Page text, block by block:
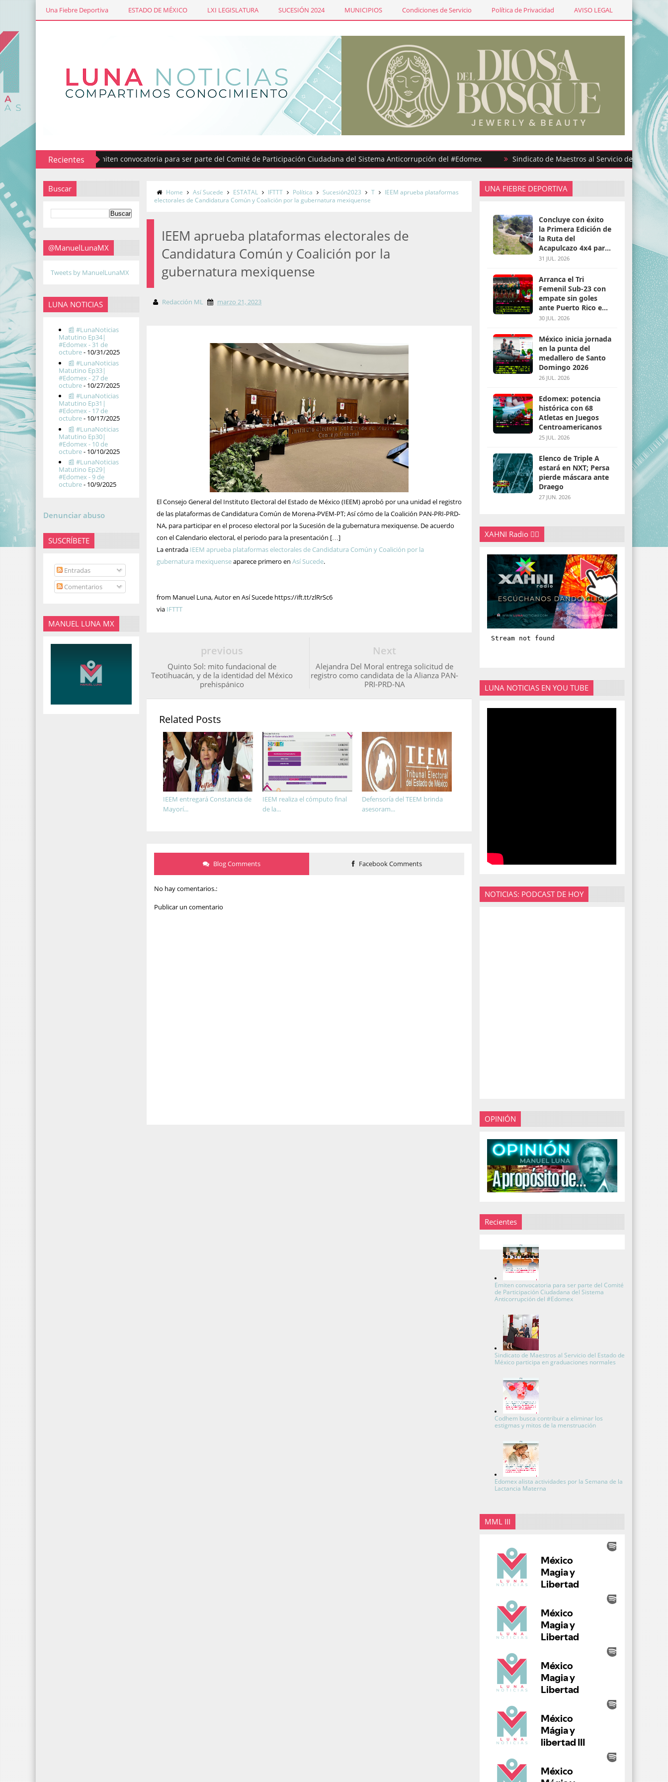
Una Fiebre Deportiva ESTADO DE MÉXICO LXI LEGISLATURA SUCESIÓN 2024 MUNICIPIOS Condiciones de Servicio Política de Privacidad AVISO LEGAL
RecientesEmiten convocatoria para ser parte del Comité de Participación Ciudadana del Sistema Anticorrupción del #Edomex Sindicato de Maestros al Servicio del Estado de
Buscar
@ManuelLunaMX
Tweets by ManuelLunaMX
LUNA NOTICIAS
📰 #LunaNoticias
Matutino Ep34|
#Edomex - 31 de
octubre- 10/31/2025
📰 #LunaNoticias
Matutino Ep33|
#Edomex - 27 de
octubre- 10/27/2025
📰 #LunaNoticias
Matutino Ep31|
#Edomex - 17 de
octubre- 10/17/2025
📰 #LunaNoticias
Matutino Ep30|
#Edomex - 10 de
octubre- 10/10/2025
📰 #LunaNoticias
Matutino Ep29|
#Edomex - 9 de
octubre- 10/9/2025
Denunciar abuso
SUSCRÍBETE
Entradas
Comentarios
MANUEL LUNA MX
Home Así Sucede ESTATAL IFTTT Política Sucesión2023 T
IEEM aprueba plataformas
electorales de Candidatura Común y Coalición por la gubernatura mexiquense
IEEM aprueba plataformas electorales de
Candidatura Común y Coalición por la
gubernatura mexiquense
Redacción ML marzo 21, 2023
El Consejo General del Instituto Electoral del Estado de México (IEEM) aprobó por una unidad el registro
de las plataformas de Candidatura Común de Morena-PVEM-PT; Así cómo de la Coalición PAN-PRI-PRD-
NA, para participar en el proceso electoral por la Sucesión de la gubernatura mexiquense. De acuerdo
con el Calendario electoral, el periodo para la presentación […]
La entrada IEEM aprueba plataformas electorales de Candidatura Común y Coalición por la
gubernatura mexiquenseaparece primero enAsí Sucede.
from Manuel Luna, Autor en Así Sucede https://ift.tt/zlRrSc6
via IFTTT
Next
Alejandra Del Moral entrega solicitud de
registro como candidata de la Alianza PAN-
PRI-PRD-NA
previous
Quinto Sol: mito fundacional de
Teotihuacán, y de la identidad del México
prehispánico
Related Posts
Defensoría del TEEM brinda
asesoram...
IEEM realiza el cómputo final
de la...
IEEM entregará Constancia de
Mayorí...
Blog Comments Facebook Comments
No hay comentarios.:
Publicar un comentario
UNA FIEBRE DEPORTIVA
Concluye con éxito
la Primera Edición de
la Ruta del
Acapulcazo 4x4 para
parejas
31 JUL. 2026
Arranca el Tri
Femenil Sub-23 con
empate sin goles
ante Puerto Rico en
Santo Domingo 2026
30 JUL. 2026
México inicia jornada
en la punta del
medallero de Santo
Domingo 2026
26 JUL. 2026
Edomex: potencia
histórica con 68
Atletas en Juegos
Centroamericanos
25 JUL. 2026
Elenco de Triple A
estará en NXT; Persa
pierde máscara ante
Draego
27 JUN. 2026
XAHNI Radio 👇🏽
LUNA NOTICIAS EN YOU TUBE
NOTICIAS: PODCAST DE HOY
OPINIÓN
Recientes
Emiten convocatoria para ser parte del Comité
de Participación Ciudadana del Sistema
Anticorrupción del #Edomex
Sindicato de Maestros al Servicio del Estado de
México participa en graduaciones normales
Codhem busca contribuir a eliminar los
estigmas y mitos de la menstruación
Edomex alista actividades por la Semana de la
Lactancia Materna
MML III